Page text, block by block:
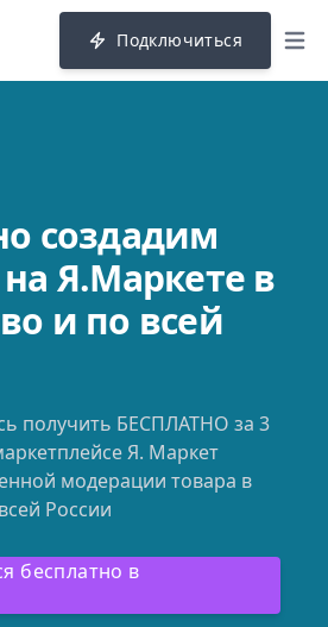
Подключиться menu
создадим
Я.Маркете в
и по всей
получить БЕСПЛАТНО за 3
Я. Маркет
модерации товара в
России
бесплатно в